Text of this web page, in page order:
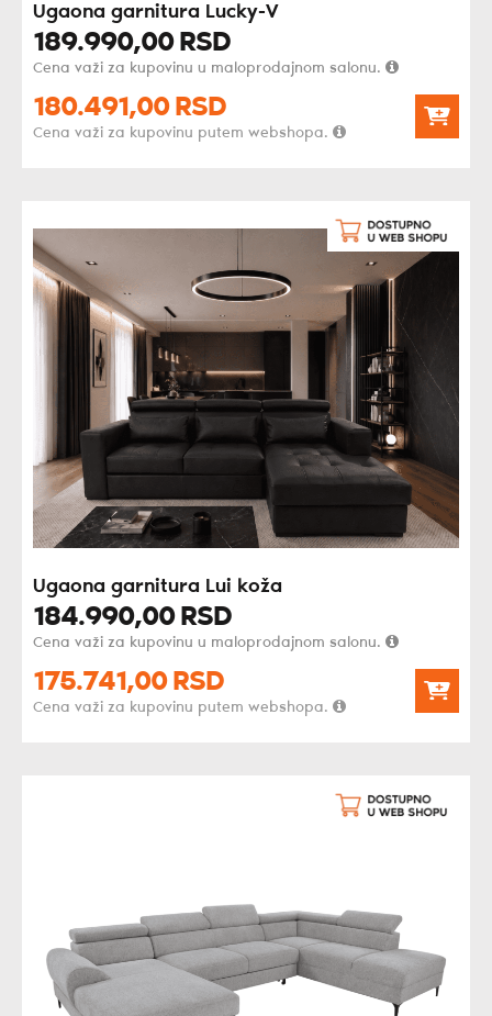
Ugaona garnitura Lucky-V
189.990,00 RSD
Cena važi za kupovinu u maloprodajnom salonu.
180.491,00 RSD
Cena važi za kupovinu putem webshopa.
Ugaona garnitura Lui koža
184.990,00 RSD
Cena važi za kupovinu u maloprodajnom salonu.
175.741,00 RSD
Cena važi za kupovinu putem webshopa.